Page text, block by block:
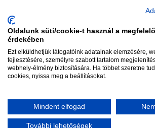
Szerkesztőség:
Modi:
AdatvédelemImpresszum
2018 Vadhajtások.hu
Oldalunk süti/cookie-t használ a
érdekében
Ezt elküldhetjük látogatóink adatainak elemzésére,
fejlesztésére, személyre szabott tartalom
webhely-élmény biztosítására. Ha többet szeretne
cookies, nyissa meg a beállításokat.
Mindent elfogad
További lehetőségek